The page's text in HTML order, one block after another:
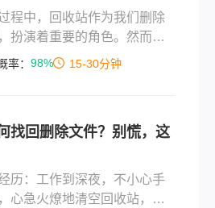
程中，回收站作为我们删除
扮演着重要的角色。然而，
心清空回收站，导致一些重
站清空的文件找回来。
率： 98% 15-30分钟
找回删除文件？别慌，这
历：工作到深夜，不小心手
心急火燎地清空回收站，然